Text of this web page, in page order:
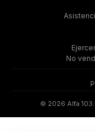
No
©️ 2026 Alfa